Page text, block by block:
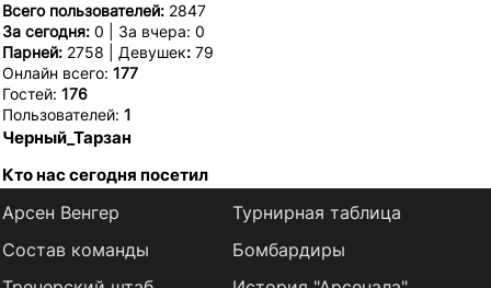
Всего пользователей: 2847
За сегодня: 0 | За вчера: 0
Парней: 2758 | Девушек: 79
Онлайн всего: 177
Гостей: 176
Пользователей: 1
Черный_Тарзан
Кто нас сегодня посетил
Арсен Венгер
Состав команды
Турнирная таблица
Бомбардиры